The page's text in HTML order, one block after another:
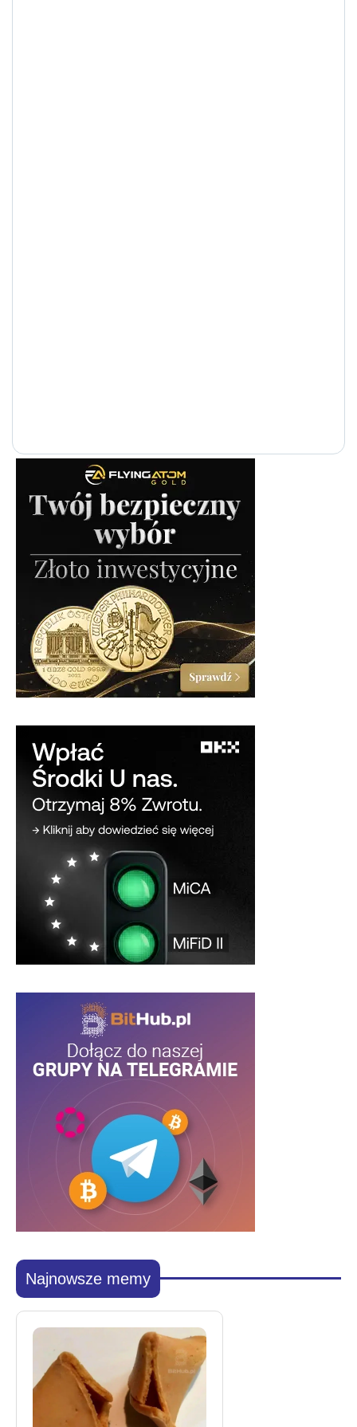
Najnowsze memy